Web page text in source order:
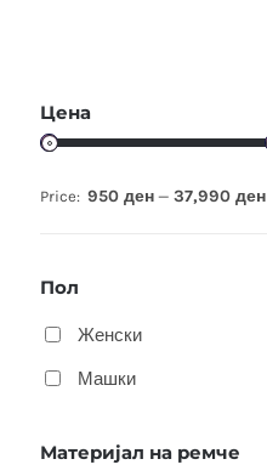
Цена
Price: 950 ден— 37,990 ден
Пол
Женски
Машки
Материјал на ремче